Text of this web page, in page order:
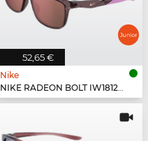
52,65 €
Nike
NIKE RADEON BOLT IW1812X - 555